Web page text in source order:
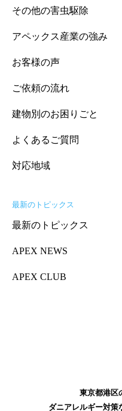
その他の害虫駆除
アペックス産業の強み
お客様の声
ご依頼の流れ
建物別のお困りごと
よくあるご質問
対応地域
最新のトピックス
最新のトピックス
APEX NEWS
APEX CLUB
東京都港区
ダニアレルギー対策